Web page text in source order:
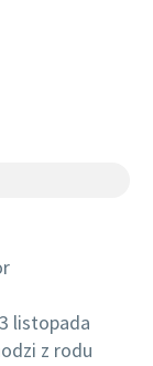
listopada
z rodu